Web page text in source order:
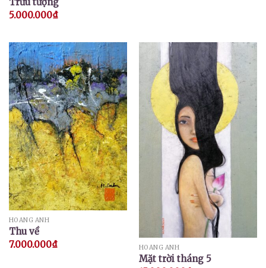
5.000.000₫
HOÀNG ANH
Thu về
7.000.000₫ HOÀNG ANH
Mặt trời tháng 5